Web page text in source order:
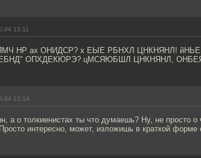
13:11
НР ах ОНИДСР? х ЕЫЕ РБНХЛ ЦНКНЯНЛ!
ОПХДЕКЮРЭ? цМСЯЮБШЛ ЦНКНЯНЛ,
13:14
а о толкиенистах ты что думаешь? Ну, не просто о
интересно, может, изложишь в краткой форме